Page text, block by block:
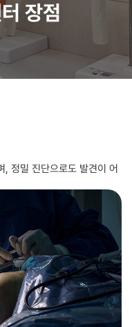
장점
, 정밀 진단으로도 발견이 어